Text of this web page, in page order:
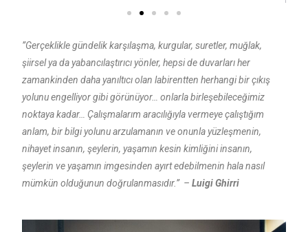
”Gerçeklikle gündelik karşılaşma, kurgular, suretler, muğlak,
şiirsel ya da yabancılaştırıcı yönler, hepsi de duvarları her
zamankinden daha yanıltıcı olan labirentten herhangi bir çıkış
yolunu engelliyor gibi görünüyor… onlarla birleşebileceğimiz
noktaya kadar… Çalışmalarım aracılığıyla vermeye çalıştığım
anlam, bir bilgi yolunu arzulamanın ve onunla yüzleşmenin,
nihayet insanın, şeylerin, yaşamın kesin kimliğini insanın,
şeylerin ve yaşamın imgesinden ayırt edebilmenin hala nasıl
mümkün olduğunun doğrulanmasıdır.” – Luigi Ghirri